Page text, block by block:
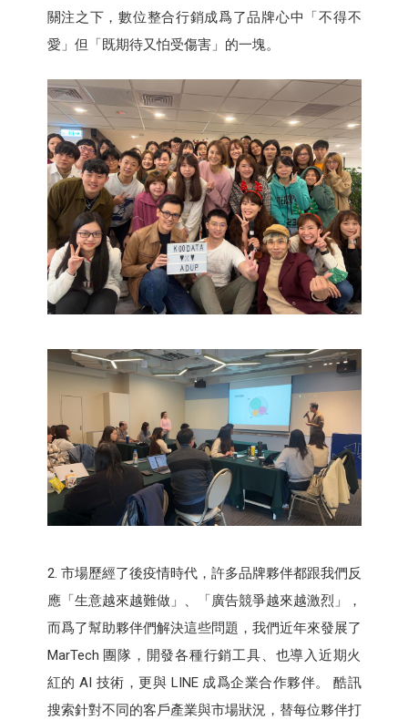
關注之下，數位整合行銷成爲了品牌心中「不得不
愛」但「既期待又怕受傷害」的一塊。
2. 市場歷經了後疫情時代，許多品牌夥伴都跟我們反
應「生意越來越難做」、「廣告競爭越來越激烈」，
而爲了幫助夥伴們解決這些問題，我們近年來發展了
MarTech 團隊，開發各種行銷工具、也導入近期火
紅的 AI 技術，更與 LINE 成爲企業合作夥伴。 酷訊
搜索針對不同的客戶產業與市場狀況，替每位夥伴打